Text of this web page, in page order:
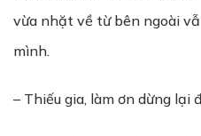
vừa nhặt về từ bên ngoài
mình.
– Thiếu gia, làm ơn dừng lại